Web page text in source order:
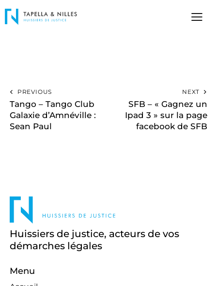
PREVIOUS
Tango – Tango Club
Galaxie d’Amnéville :
Sean Paul
NEXT
SFB – « Gagnez un
Ipad 3 » sur la page
facebook de SFB
Huissiers de justice, acteurs de vos
démarches légales
Menu